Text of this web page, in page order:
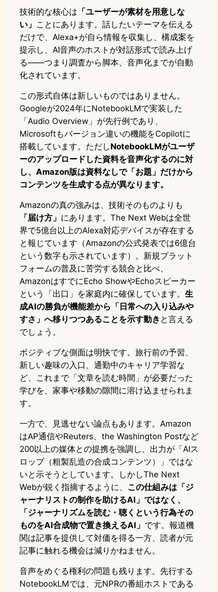
技術的な核心は 「ユーザーが素材を用意しな
い」 ことにあります。話したいテーマを伝える
だけで、Alexa+が自ら情報を収集し、構成案を
提示し、AI音声のホストが対話形式で読み上げ
る——つまり調査から脚本、音声化までが自動
化されています。
この形式自体は新しいものではありません。
Googleが2024年にNotebookLMで実装した
「Audio Overview」が先行例であり、
Microsoftもバージョン違いの機能をCopilotに
搭載しています。ただしNotebookLMがユーザ
ーのアップロードした資料を音声化するのに対
し、Amazon版は資料なしで「お題」だけから
コンテンツを生成する点が異なります。
Amazonの真の強みは、技術そのものよりも
「届け方」 にあります。The Next Webは全世
界で5億台以上のAlexa対応デバイスが存在する
と報じています（Amazonの公式発表では6億台
という数字も示されています）。新規プラット
フォームの普及に苦労する競合と比べ、
AmazonはすでにEcho ShowやEchoスピーカー
という「出口」を家庭内に確保しています。 生
成AIの勝負が機能差から「日常への入り込みや
すさ」へ移りつつあることを示す動き と言える
でしょう。
ポジティブな側面は明快です。旅行前の予習、
新しい趣味の入口、通勤中のキャリア学習な
ど、これまで「文章を読む時間」が必要だった
学びを、家事や移動の隙間に溶け込ませられま
す。
一方で、見逃せない論点もあります。Amazon
はAP通信やReuters、the Washington Postなど
200以上の媒体との提携を強調し、出力が「AIス
ロップ（粗製乱造の合成コンテンツ）」ではな
いと示そうとしています。しかしThe Next
Webが鋭く指摘するように、 この仕組みは「ジ
ャーナリストの制作を助けるAI」ではなく、
「ジャーナリズムを読む・聴くという行為その
ものをAI合成物で置き換えるAI」 です。報道機
関は記事を提供して対価を得る一方、読者が元
記事に触れる機会は減りかねません。
音声をめぐる権利の問題も残ります。先行する
NotebookLMでは、元NPRの番組ホストである